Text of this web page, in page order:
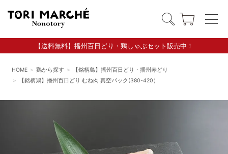
【送料無料】播州百日どり・鶏しゃぶセット販売中！
HOME 鶏から探す
【銘柄鳥】播州百日どり・播州赤どり
【銘柄鶏】播州百日どり むね肉 真空パック(380-420）